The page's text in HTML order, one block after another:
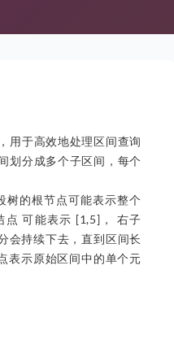
用于高效地处理区间查询
划分成多个子区间，每个
树的根节点可能表示整个
点 可能表示 [1,5]， 右子
会持续下去，直到区间长
表示原始区间中的单个元